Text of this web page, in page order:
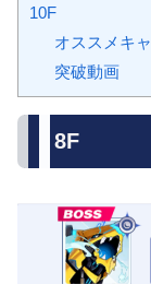
10F
オススメキ
突破動画
8F